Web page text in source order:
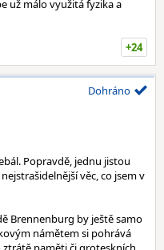
už málo využitá fyzika a
+24
Dohráno
Popravdě, jednu jistou
věc, co jsem v
Brennenburg by ještě samo
námětem si pohrává